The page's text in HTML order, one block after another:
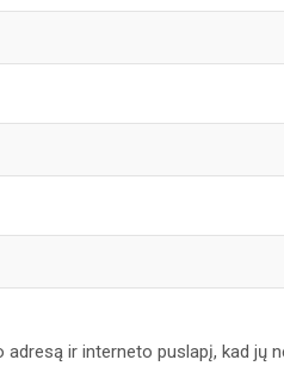
ir interneto puslapį, kad jų